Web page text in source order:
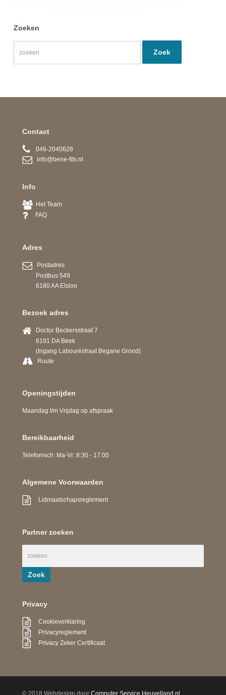
Zoeken
Contact
046-2040628
info@bene-fits.nl
Info
Het Team
FAQ
Adres
Postadres
Postbus 549
6180 AA Elsloo
Bezoek adres
Doctor Beckersstraat 7
6191 DA Beek
(Ingang Labouréstraat Begane Grond)
Route
Openingstijden
Maandag t/m Vrijdag op afspraak
Bereikbaarheid
Telefonisch: Ma-Vr: 8:30 - 17:00
Algemene Voorwaarden
Lidmaatschapsreglement
Partner zoeken
Privacy
Cookieverklaring
Privacyreglement
Privacy Zeker Certificaat
© 2018 Webdesign doorComputer Service Heuvelland.nl